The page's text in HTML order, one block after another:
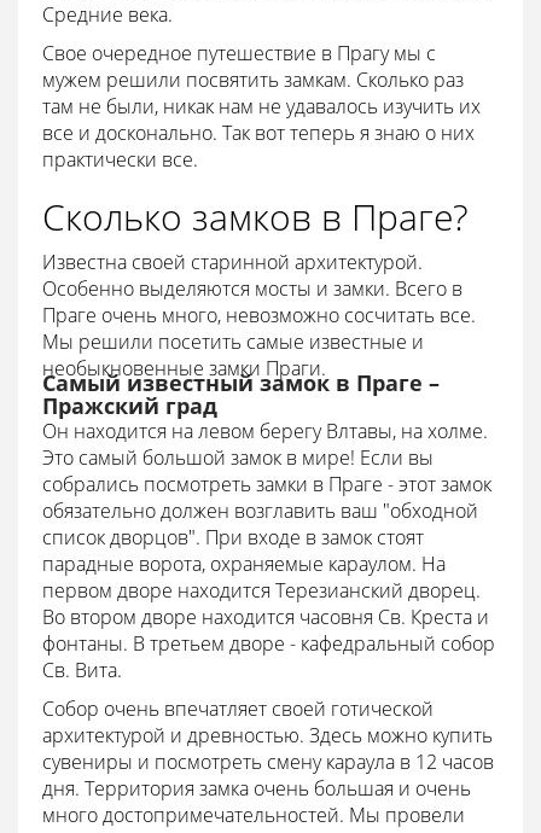
Средние века.
Свое очередное путешествие в Прагу мы с
мужем решили посвятить замкам. Сколько раз
там не были, никак нам не удавалось изучить их
все и досконально. Так вот теперь я знаю о них
практически все.
Сколько замков в Праге?
Известна своей старинной архитектурой.
Особенно выделяются мосты и замки. Всего в
Праге очень много, невозможно сосчитать все.
Мы решили посетить самые известные и
необыкновенные замки Праги.
Самый известный замок в Праге –
Пражский град
Он находится на левом берегу Влтавы, на холме.
Это самый большой замок в мире! Если вы
собрались посмотреть замки в Праге - этот замок
обязательно должен возглавить ваш "обходной
список дворцов". При входе в замок стоят
парадные ворота, охраняемые караулом. На
первом дворе находится Терезианский дворец.
Во втором дворе находится часовня Св. Креста и
фонтаны. В третьем дворе - кафедральный собор
Св. Вита.
Собор очень впечатляет своей готической
архитектурой и древностью. Здесь можно купить
сувениры и посмотреть смену караула в 12 часов
дня. Территория замка очень большая и очень
много достопримечательностей. Мы провели